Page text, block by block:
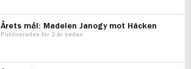
Årets mål: Madelen Janogy mot Häcken
Publicerades för 2 år sedan